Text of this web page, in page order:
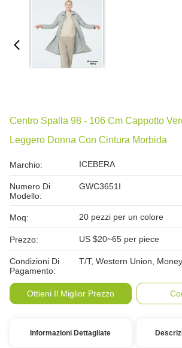
Centro Spalla 98 - 106 Cm Cappotto
Leggero Donna Con Cintura Morbida
Marchio: ICEBERA
Numero Di
Modello:
GWC3651I
Moq: 20 pezzi per un colore
Prezzo: US $20~65 per piece
Condizioni Di
Pagamento:
T/T, Western Union,
Ottieni Il Miglior Prezzo
Informazioni Dettagliate